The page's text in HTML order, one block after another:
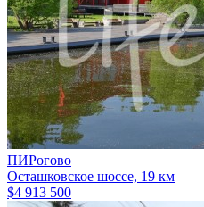
ПИРогово
Осташковское шоссе, 19 км
$4 913 500